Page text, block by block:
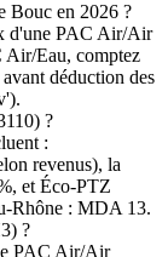
Bouc en 2026 ?
d'une PAC Air/Air
Air/Eau, comptez
déduction des
?
:
revenus), la
et Éco-PTZ
Rhône : MDA 13.
?
PAC Air/Air